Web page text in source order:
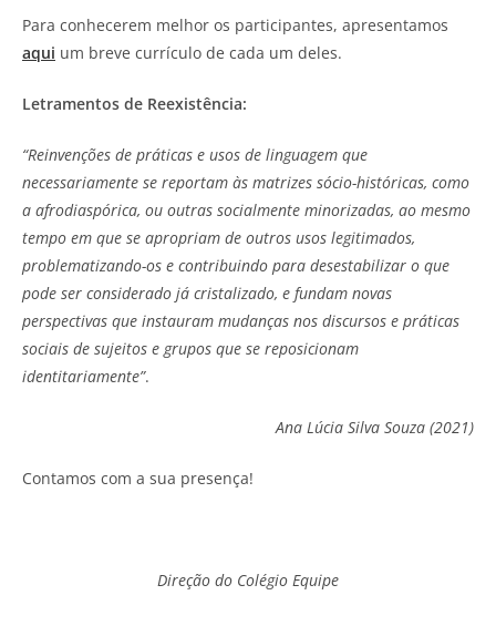
Para conhecerem melhor os participantes, apresentamos
aqui um breve currículo de cada um deles.
Letramentos de Reexistência:
“Reinvenções de práticas e usos de linguagem que
necessariamente se reportam às matrizes sócio-históricas, como
a afrodiaspórica, ou outras socialmente minorizadas, ao mesmo
tempo em que se apropriam de outros usos legitimados,
problematizando-os e contribuindo para desestabilizar o que
pode ser considerado já cristalizado, e fundam novas
perspectivas que instauram mudanças nos discursos e práticas
sociais de sujeitos e grupos que se reposicionam
identitariamente”.
Ana Lúcia Silva Souza (2021)
Contamos com a sua presença!
Direção do Colégio Equipe